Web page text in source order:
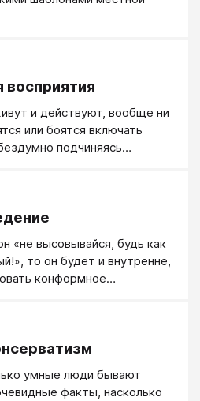
восприятия
и действуют, вообще ни
или боятся включать
подчиняясь
«не высовывайся, будь как
то он будет и внутренне,
конформное
умные люди бывают
факты, насколько